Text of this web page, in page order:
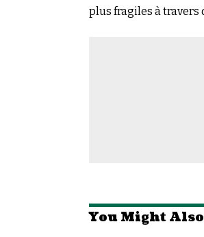
plus fragiles à travers
You Might